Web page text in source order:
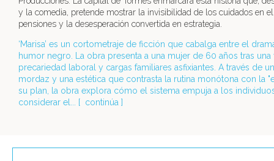
y la comedia, pretende mostrar la invisibilidad de los cuidados en
pensiones y la desesperación convertida en estrategia.
‘Marisa’ es un cortometraje de ficción que cabalga entre el
humor negro. La obra presenta a una mujer de 60 años tras una
precariedad laboral y cargas familiares asfixiantes. A través de
mordaz y una estética que contrasta la rutina monótona con la
su plan, la obra explora cómo el sistema empuja a los
considerar el... [ continúa ]